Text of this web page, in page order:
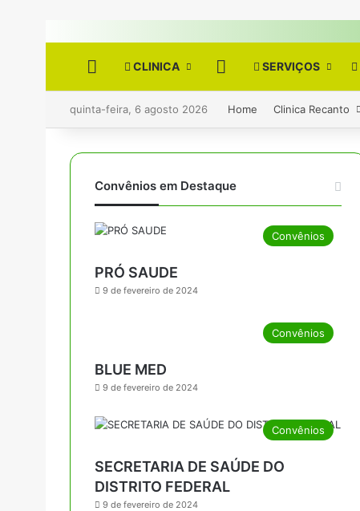
HOME CLINICA DÚVIDAS?SERVIÇOS
quinta-feira, 6 agosto 2026 Home Clinica Recanto
Convênios em Destaque
Convênios
PRÓ SAUDE
9 de fevereiro de 2024
Convênios
BLUE MED
9 de fevereiro de 2024
Convênios
SECRETARIA DE SAÚDE DO
DISTRITO FEDERAL
9 de fevereiro de 2024